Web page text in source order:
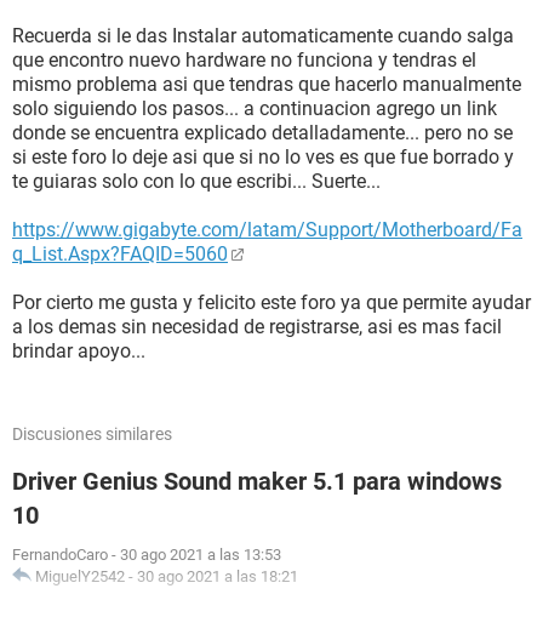
NIC (192. [ TRIAL VERSION ])
Periféricos:
Controlador infrarojo Puerto de infrarrojos
Controlador USB1 Intel 82801GB ICH7 - USB Universal Host
Controller [A-1]
Controlador USB1 Intel 82801GB ICH7 - USB Universal Host
Controlador USB1 Intel 82801GB ICH7 - USB Universal Host
Controller [A-1]
Controller [A-1]
Controlador USB2 Intel 82801GB ICH7 - Enhanced USB2
Controller [A-1]
DMI Fabricante del BIOS American Megatrends Inc.
DMI Versión del BIOS P1.20
DMI Fabricante del sistema To Be Filled By O.E.M.
DMI Nombre del sistema To Be Filled By O.E.M.
DMI Versión del sistema To Be Filled By O.E.M.
DMI Número de serie del sistema [ TRIAL VERSION ]
DMI UUID del sistema [ TRIAL VERSION ]
DMI Fabricante del motherboard
Recuerda si le das Instalar automaticamente cuando salga
que encontro nuevo hardware no funciona y tendras el
mismo problema asi que tendras que hacerlo manualmente
solo siguiendo los pasos... a continuacion agrego un link
donde se encuentra explicado detalladamente... pero no se
si este foro lo deje asi que si no lo ves es que fue borrado y
te guiaras solo con lo que escribi... Suerte...
https://www.gigabyte.com/latam/Support/Motherboard/Fa
q_List.Aspx?FAQID=5060
Por cierto me gusta y felicito este foro ya que permite ayudar
a los demas sin necesidad de registrarse, asi es mas facil
brindar apoyo...
Discusiones similares
Driver Genius Sound maker 5.1 para windows
10
FernandoCaro - 30 ago 2021 a las 13:53
MiguelY2542 - 30 ago 2021 a las 18:21